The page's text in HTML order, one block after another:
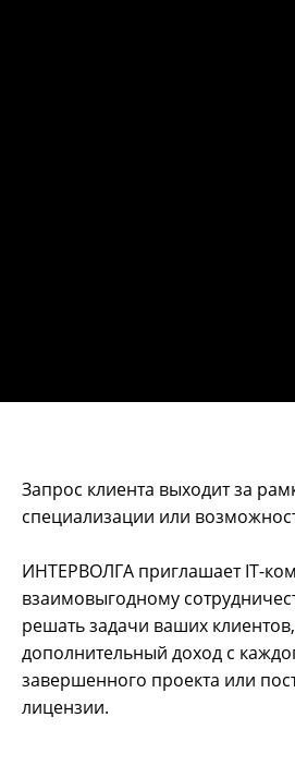
Запрос клиента выходит за
специализации или
ИНТЕРВОЛГА приглашает IT-
взаимовыгодному
решать задачи ваших
дополнительный доход с
завершенного проекта или
лицензии.